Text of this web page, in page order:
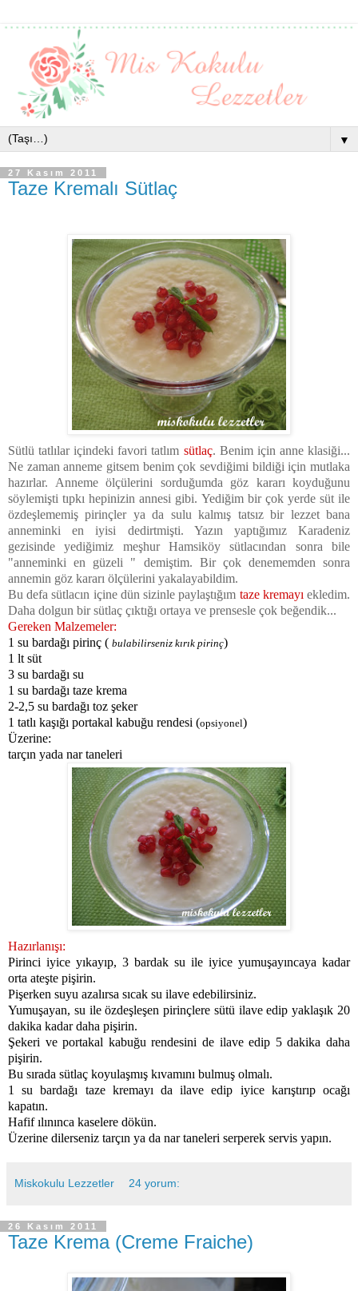
▼
27 Kasım 2011
Taze Kremalı Sütlaç
Sütlü tatlılar içindeki favori tatlım sütlaç. Benim için anne klasiği...
Ne zaman anneme gitsem benim çok sevdiğimi bildiği için mutlaka
hazırlar. Anneme ölçülerini sorduğumda göz kararı koyduğunu
söylemişti tıpkı hepinizin annesi gibi. Yediğim bir çok yerde süt ile
özdeşlememiş pirinçler ya da sulu kalmış tatsız bir lezzet bana
anneminki en iyisi dedirtmişti. Yazın yaptığımız Karadeniz
gezisinde yediğimiz meşhur Hamsiköy sütlacından sonra bile
"anneminki en güzeli " demiştim. Bir çok denememden sonra
annemin göz kararı ölçülerini yakalayabildim.
Bu defa sütlacın içine dün sizinle paylaştığım taze kremayıekledim.
Daha dolgun bir sütlaç çıktığı ortaya ve prensesle çok beğendik...
Gereken Malzemeler:
1 su bardağı pirinç ( bulabilirseniz kırık pirinç)
1 lt süt
3 su bardağı su
1 su bardağı taze krema
2-2,5 su bardağı toz şeker
1 tatlı kaşığı portakal kabuğu rendesi (opsiyonel)
Üzerine:
tarçın yada nar taneleri
Hazırlanışı:
Pirinci iyice yıkayıp, 3 bardak su ile iyice yumuşayıncaya kadar
orta ateşte pişirin.
Pişerken suyu azalırsa sıcak su ilave edebilirsiniz.
Yumuşayan, su ile özdeşleşen pirinçlere sütü ilave edip yaklaşık 20
dakika kadar daha pişirin.
Şekeri ve portakal kabuğu rendesini de ilave edip 5 dakika daha
pişirin.
Bu sırada sütlaç koyulaşmış kıvamını bulmuş olmalı.
1 su bardağı taze kremayı da ilave edip iyice karıştırıp ocağı
kapatın.
Hafif ılınınca kaselere dökün.
Üzerine dilerseniz tarçın ya da nar taneleri serperek servis yapın.
Miskokulu Lezzetler 24 yorum:
26 Kasım 2011
Taze Krema (Creme Fraiche)